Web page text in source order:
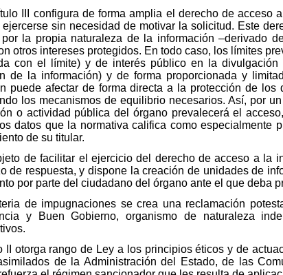
III configura de forma amplia el derecho de
sin necesidad de motivar la solicitud. Este
por la propia naturaleza de la información –derivado
otros intereses protegidos. En todo caso, los límites
con el límite) y de interés público en la
de la información) y de forma proporcionada y
puede afectar de forma directa a la protección de
los mecanismos de equilibrio necesarios. Así, por
o actividad pública del órgano prevalecerá el
datos que la normativa califica como especialmente
de su titular.
de facilitar el ejercicio del derecho de acceso a la
de respuesta, y dispone la creación de unidades de
por parte del ciudadano del órgano ante el que deba
de impugnaciones se crea una reclamación
y Buen Gobierno, organismo de naturaleza
II otorga rango de Ley a los principios éticos y de
de la Administración del Estado, de las